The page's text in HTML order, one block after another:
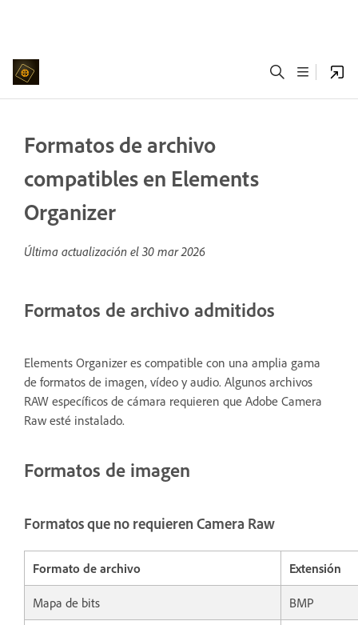
Formatos de archivo
compatibles en Elements
Organizer
Última actualización el 30 mar 2026
Formatos de archivo admitidos
Elements Organizer es compatible con una amplia gama
de formatos de imagen, vídeo y audio. Algunos archivos
RAW específicos de cámara requieren que Adobe Camera
Raw esté instalado.
Formatos de imagen
Formatos que no requieren Camera Raw
Formato de archivo Extensión
Mapa de bits BMP